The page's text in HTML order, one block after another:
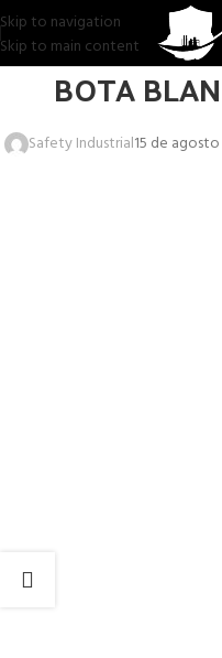
Skip to navigation
Skip to main content
BOTA
Safety Industrial15 de